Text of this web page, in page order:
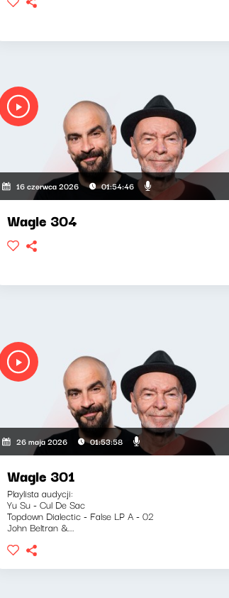
16 czerwca 2026 01:54:46
Wagle 304
"Fisz" Waglewski
26 maja 2026 01:53:58
Wagle 301
Playlista audycji:
Yu Su - Cul De Sac
Topdown Dialectic - False LP A - 02
John Beltran &...